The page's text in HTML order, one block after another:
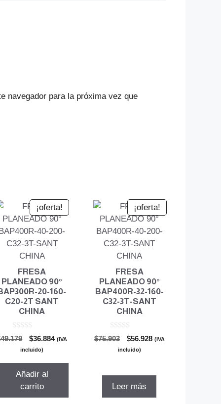
navegador para la próxima vez que
¡oferta!
FRESA
PLANEADO 90°
20-160-
C20-2T SANT
CHINA
0
d
49.179
El
precio
era:
$49.179.
$36.884El(IVA
incluido)
Añadir al
carrito
¡oferta!
FRESA
PLANEADO 90°
BAP400R-32-160-
C32-3T-SANT
CHINA
0
d
$75.903
El
precio
$56.928El(IVA
incluido)
Leer más